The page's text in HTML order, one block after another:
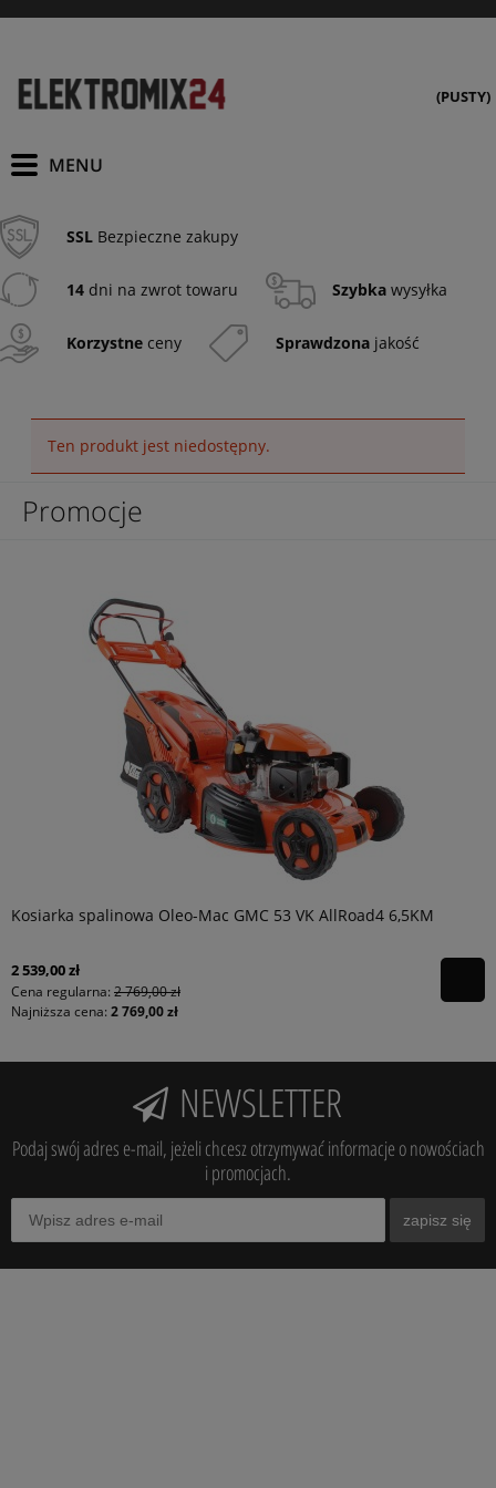
(PUSTY)
SSL Bezpieczne zakupy
14 dni na zwrot towaru Szybka wysyłka
Korzystne ceny Sprawdzona jakość
Ten produkt jest niedostępny.
Promocje
Kosiarka spalinowa Oleo-Mac GMC 53 VK AllRoad4 6,5KM
2 539,00 zł
Cena regularna: 2 769,00 zł
Najniższa cena: 2 769,00 zł
NEWSLETTER
Podaj swój adres e-mail, jeżeli chcesz otrzymywać informacje o nowościach
i promocjach.
zapisz się